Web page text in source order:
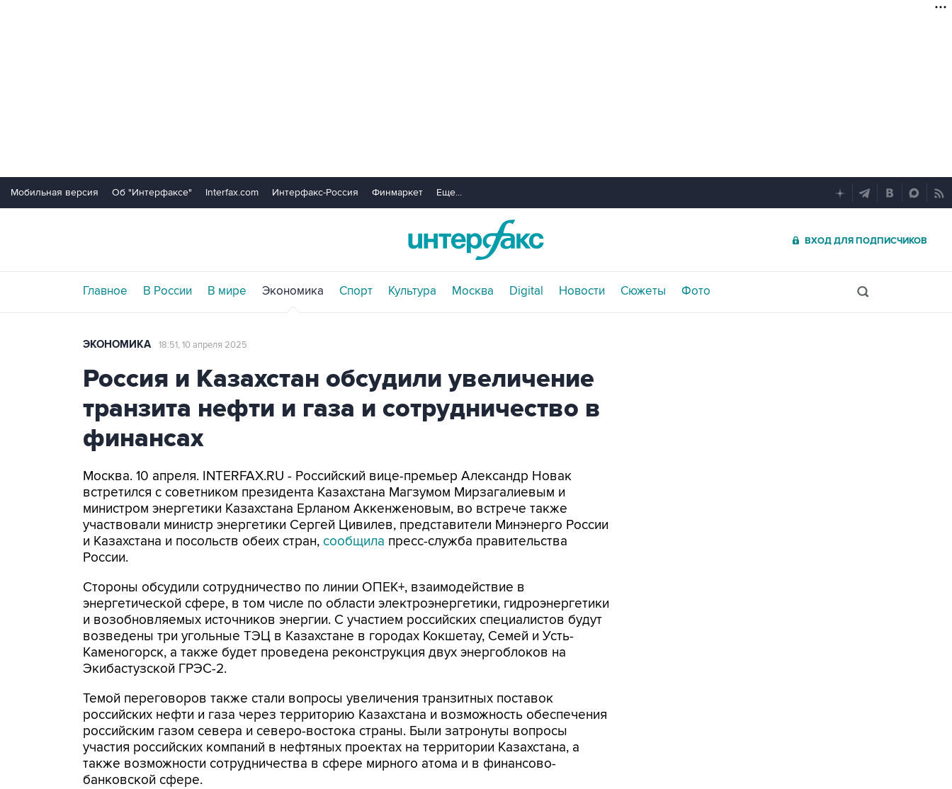
Мобильная версия Об "Интерфаксе" Interfax.com Интерфакс-Россия Финмаркет Еще...
ВХОД ДЛЯ ПОДПИСЧИКОВ
Главное В России В мире Экономика Спорт Культура Москва Digital Новости Сюжеты Фото
ЭКОНОМИКА 18:51, 10 апреля 2025
Россия и Казахстан обсудили увеличение
транзита нефти и газа и сотрудничество в
финансах
Москва. 10 апреля. INTERFAX.RU - Российский вице-премьер Александр Новак
встретился с советником президента Казахстана Магзумом Мирзагалиевым и
министром энергетики Казахстана Ерланом Аккенженовым, во встрече также
участвовали министр энергетики Сергей Цивилев, представители Минэнерго России
и Казахстана и посольств обеих стран, сообщила пресс-служба правительства
России.
Стороны обсудили сотрудничество по линии ОПЕК+, взаимодействие в
энергетической сфере, в том числе по области электроэнергетики, гидроэнергетики
и возобновляемых источников энергии. С участием российских специалистов будут
возведены три угольные ТЭЦ в Казахстане в городах Кокшетау, Семей и Усть-
Каменогорск, а также будет проведена реконструкция двух энергоблоков на
Экибастузской ГРЭС-2.
Темой переговоров также стали вопросы увеличения транзитных поставок
российских нефти и газа через территорию Казахстана и возможность обеспечения
российским газом севера и северо-востока страны. Были затронуты вопросы
участия российских компаний в нефтяных проектах на территории Казахстана, а
также возможности сотрудничества в сфере мирного атома и в финансово-
банковской сфере.